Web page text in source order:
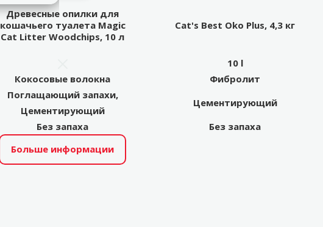
Древесные опилки для
кошачьего туалета Magic
Cat Litter Woodchips, 10 л
Cat's Best Oko Plus, 4,3 кг
10 l
Кокосовые волокна
Фибролит
Поглащающий запахи,
Цементирующий
Цементирующий
Без запаха Без запаха
Больше информации